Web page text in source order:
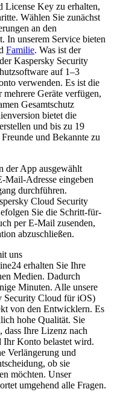
License Key zu erhalten,
Wählen Sie zunächst
an den
In unserem Service bieten
Familie. Was ist der
Kaspersky Security
auf 1–3
verwenden. Es ist die
Geräte verfügen,
Gesamtschutz
bietet die
und bis zu 19
und Bekannte zu
der App ausgewählt
Mail-Adresse eingeben
durchführen.
Cloud Security
Sie die Schritt-für-
per E-Mail zusenden,
abzuschließen.
uns
erhalten Sie Ihre
Medien. Dadurch
Minuten. Alle unsere
Security Cloud für iOS)
von den Entwicklern. Es
hohe Qualität. Sie
dass Ihre Lizenz nach
Ihr Konto belastet wird.
Verlängerung und
ob sie
möchten. Unser
umgehend alle Fragen.